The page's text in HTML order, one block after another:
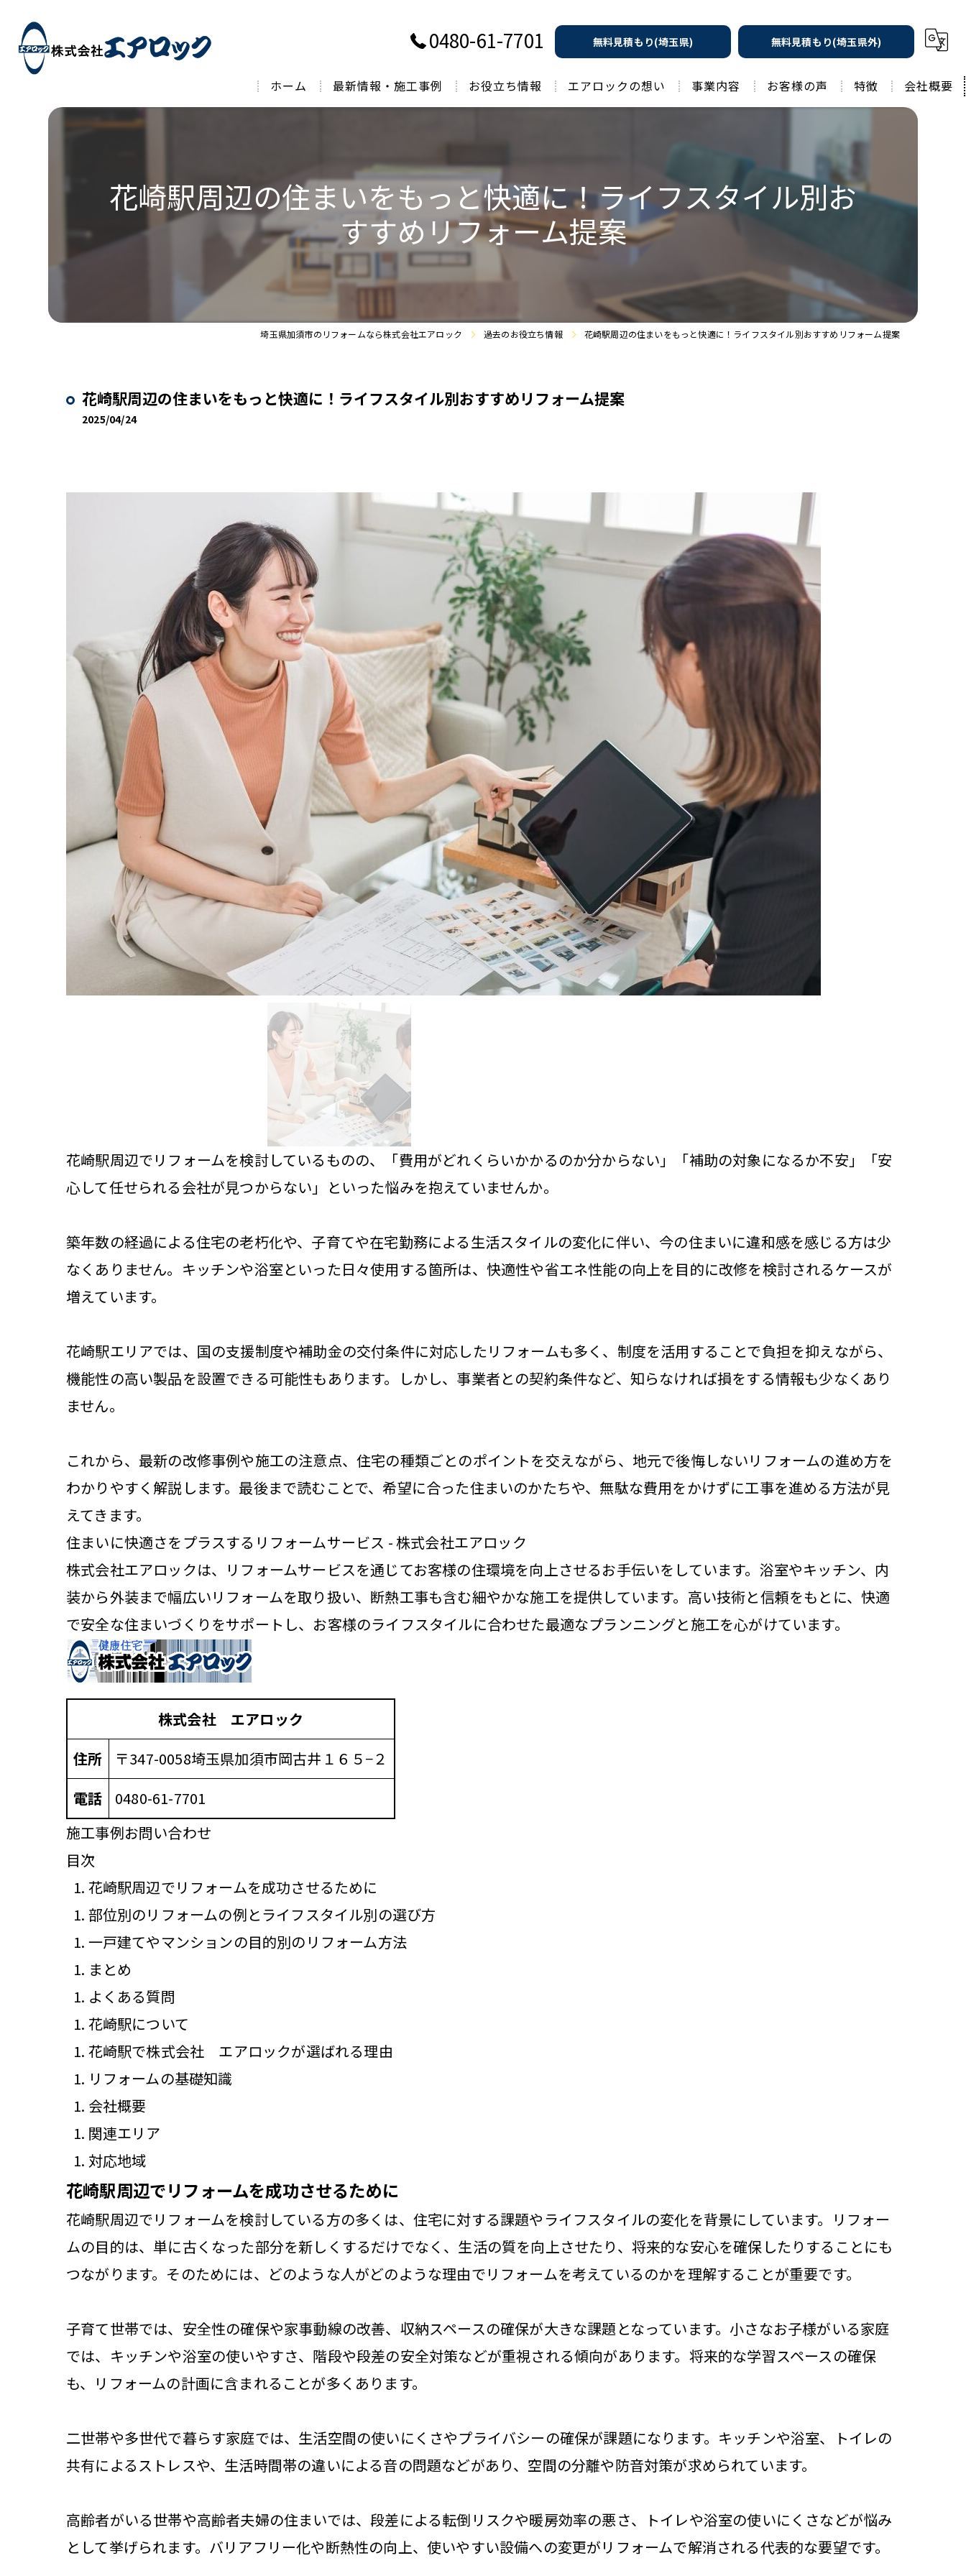
0480-61-7701 無料見積もり(埼玉県) 無料見積もり(埼玉県外)
ホーム 最新情報・施工事例 お役立ち情報 エアロックの想い 事業内容
水回りリフォーム
お客様の声 特徴
水回り
会社概要
花崎駅周辺の住まいをもっと快適に！ライフスタイル別お
すすめリフォーム提案
埼玉県加須市のリフォームなら株式会社エアロック 過去のお役立ち情報 花崎駅周辺の住まいをもっと快適に！ライフスタイル別おすすめリフォーム提案
花崎駅周辺の住まいをもっと快適に！ライフスタイル別おすすめリフォーム提案
2025/04/24
花崎駅周辺でリフォームを検討しているものの、「費用がどれくらいかかるのか分からない」「補助の対象になるか不安」「安
心して任せられる会社が見つからない」といった悩みを抱えていませんか。
築年数の経過による住宅の老朽化や、子育てや在宅勤務による生活スタイルの変化に伴い、今の住まいに違和感を感じる方は少
なくありません。キッチンや浴室といった日々使用する箇所は、快適性や省エネ性能の向上を目的に改修を検討されるケースが
増えています。
花崎駅エリアでは、国の支援制度や補助金の交付条件に対応したリフォームも多く、制度を活用することで負担を抑えながら、
機能性の高い製品を設置できる可能性もあります。しかし、事業者との契約条件など、知らなければ損をする情報も少なくあり
ません。
これから、最新の改修事例や施工の注意点、住宅の種類ごとのポイントを交えながら、地元で後悔しないリフォームの進め方を
わかりやすく解説します。最後まで読むことで、希望に合った住まいのかたちや、無駄な費用をかけずに工事を進める方法が見
えてきます。
住まいに快適さをプラスするリフォームサービス - 株式会社エアロック
株式会社エアロックは、リフォームサービスを通じてお客様の住環境を向上させるお手伝いをしています。浴室やキッチン、内
装から外装まで幅広いリフォームを取り扱い、断熱工事も含む細やかな施工を提供しています。高い技術と信頼をもとに、快適
で安全な住まいづくりをサポートし、お客様のライフスタイルに合わせた最適なプランニングと施工を心がけています。
株式会社 エアロック
住所
〒347-0058埼玉県加須市岡古井１６５−２
電話
0480-61-7701
施工事例お問い合わせ
目次
花崎駅周辺でリフォームを成功させるために
部位別のリフォームの例とライフスタイル別の選び方
一戸建てやマンションの目的別のリフォーム方法
まとめ
よくある質問
花崎駅について
花崎駅で株式会社 エアロックが選ばれる理由
リフォームの基礎知識
会社概要
関連エリア
対応地域
花崎駅周辺でリフォームを成功させるために
花崎駅周辺でリフォームを検討している方の多くは、住宅に対する課題やライフスタイルの変化を背景にしています。リフォー
ムの目的は、単に古くなった部分を新しくするだけでなく、生活の質を向上させたり、将来的な安心を確保したりすることにも
つながります。そのためには、どのような人がどのような理由でリフォームを考えているのかを理解することが重要です。
子育て世帯では、安全性の確保や家事動線の改善、収納スペースの確保が大きな課題となっています。小さなお子様がいる家庭
では、キッチンや浴室の使いやすさ、階段や段差の安全対策などが重視される傾向があります。将来的な学習スペースの確保
も、リフォームの計画に含まれることが多くあります。
二世帯や多世代で暮らす家庭では、生活空間の使いにくさやプライバシーの確保が課題になります。キッチンや浴室、トイレの
共有によるストレスや、生活時間帯の違いによる音の問題などがあり、空間の分離や防音対策が求められています。
高齢者がいる世帯や高齢者夫婦の住まいでは、段差による転倒リスクや暖房効率の悪さ、トイレや浴室の使いにくさなどが悩み
として挙げられます。バリアフリー化や断熱性の向上、使いやすい設備への変更がリフォームで解消される代表的な要望です。